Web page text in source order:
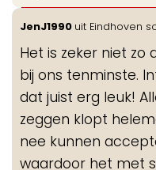
JenJ1990 uit Eindhoven
Het is zeker niet zo
bij ons tenminste.
dat juist erg leuk!
zeggen klopt
nee kunnen
waardoor het met